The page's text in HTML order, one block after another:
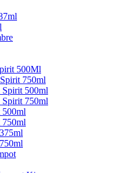
500Ml
750ml
500ml
750ml